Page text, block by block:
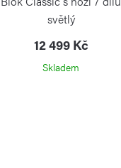
světlý
12 499 Kč
Skladem